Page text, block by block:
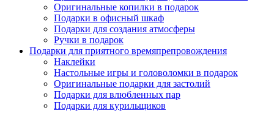
Оригинальные копилки в подарок
Подарки в офисный шкаф
Подарки для создания атмосферы
Ручки в подарок
Подарки для приятного времяпрепровождения
Наклейки
Настольные игры и головоломки в подарок
Оригинальные подарки для застолий
Подарки для влюбленных пар
Подарки для курильщиков